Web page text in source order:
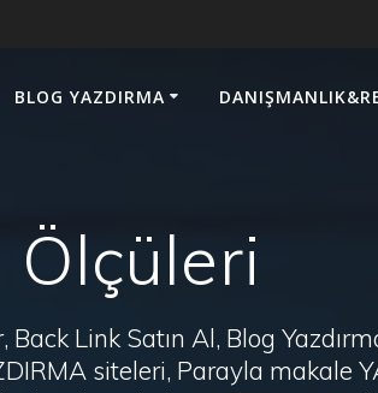
BLOG YAZDIRMA
Ölçüleri
Link Satın Al, Blog
siteleri, Parayla makale